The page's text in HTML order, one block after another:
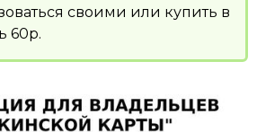
своими или купить в
60р.